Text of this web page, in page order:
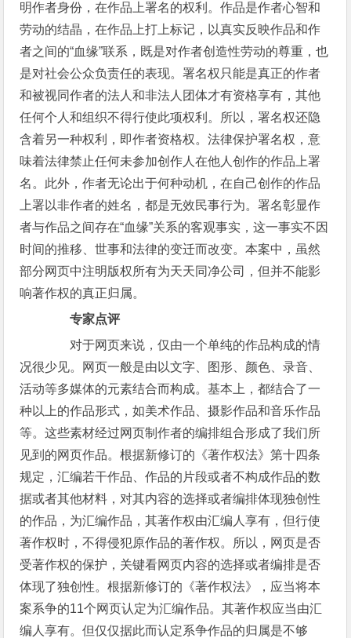
明作者身份，在作品上署名的权利。作品是作者心智和
劳动的结晶，在作品上打上标记，以真实反映作品和作
者之间的“血缘”联系，既是对作者创造性劳动的尊重，也
是对社会公众负责任的表现。署名权只能是真正的作者
和被视同作者的法人和非法人团体才有资格享有，其他
任何个人和组织不得行使此项权利。所以，署名权还隐
含着另一种权利，即作者资格权。法律保护署名权，意
味着法律禁止任何未参加创作人在他人创作的作品上署
名。此外，作者无论出于何种动机，在自己创作的作品
上署以非作者的姓名，都是无效民事行为。署名彰显作
者与作品之间存在“血缘”关系的客观事实，这一事实不因
时间的推移、世事和法律的变迁而改变。本案中，虽然
部分网页中注明版权所有为天天同净公司，但并不能影
响著作权的真正归属。
专家点评
对于网页来说，仅由一个单纯的作品构成的情
况很少见。网页一般是由以文字、图形、颜色、录音、
活动等多媒体的元素结合而构成。基本上，都结合了一
种以上的作品形式，如美术作品、摄影作品和音乐作品
等。这些素材经过网页制作者的编排组合形成了我们所
见到的网页作品。根据新修订的《著作权法》第十四条
规定，汇编若干作品、作品的片段或者不构成作品的数
据或者其他材料，对其内容的选择或者编排体现独创性
的作品，为汇编作品，其著作权由汇编人享有，但行使
著作权时，不得侵犯原作品的著作权。所以，网页是否
受著作权的保护，关键看网页内容的选择或者编排是否
体现了独创性。根据新修订的《著作权法》，应当将本
案系争的11个网页认定为汇编作品。其著作权应当由汇
编人享有。但仅仅据此而认定系争作品的归属是不够